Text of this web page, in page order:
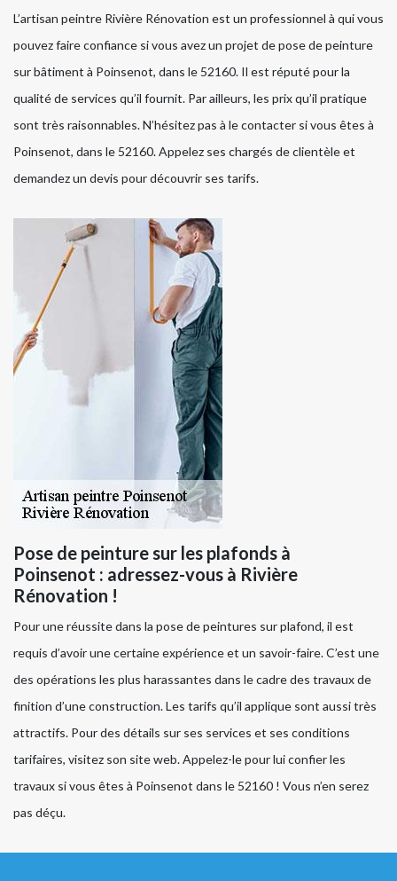
L’artisan peintre Rivière Rénovation est un professionnel à qui vous
pouvez faire confiance si vous avez un projet de pose de peinture
sur bâtiment à Poinsenot, dans le 52160. Il est réputé pour la
qualité de services qu’il fournit. Par ailleurs, les prix qu’il pratique
sont très raisonnables. N’hésitez pas à le contacter si vous êtes à
Poinsenot, dans le 52160. Appelez ses chargés de clientèle et
demandez un devis pour découvrir ses tarifs.
Pose de peinture sur les plafonds à
Poinsenot : adressez-vous à Rivière
Rénovation !
Pour une réussite dans la pose de peintures sur plafond, il est
requis d’avoir une certaine expérience et un savoir-faire. C’est une
des opérations les plus harassantes dans le cadre des travaux de
finition d’une construction. Les tarifs qu’il applique sont aussi très
attractifs. Pour des détails sur ses services et ses conditions
tarifaires, visitez son site web. Appelez-le pour lui confier les
travaux si vous êtes à Poinsenot dans le 52160 ! Vous n’en serez
pas déçu.